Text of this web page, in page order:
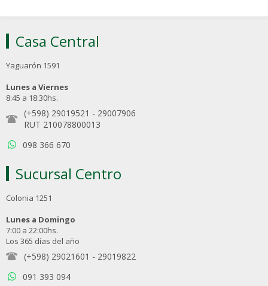
Casa Central
Yaguarón 1591
Lunes a Viernes
8:45 a 18:30hs.
(+598) 29019521 - 29007906
RUT 210078800013
098 366 670
Sucursal Centro
Colonia 1251
Lunes a Domingo
7:00 a 22:00hs.
Los 365 días del año
(+598) 29021601 - 29019822
091 393 094